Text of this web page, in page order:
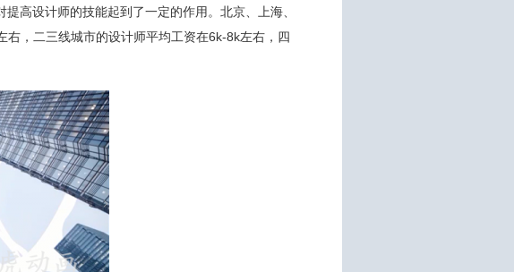
高设计师的技能起到了一定的作用。北京、上海、
，二三线城市的设计师平均工资在6k-8k左右，四